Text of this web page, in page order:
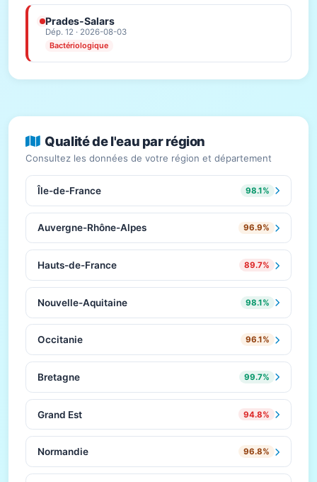
Prades-Salars
Dép. 12 · 2026-08-03
Bactériologique
Qualité de l'eau par région
Consultez les données de votre région et département
Île-de-France 98.1%
Auvergne-Rhône-Alpes 96.9%
Hauts-de-France 89.7%
Nouvelle-Aquitaine 98.1%
Occitanie 96.1%
Bretagne 99.7%
Grand Est 94.8%
Normandie 96.8%